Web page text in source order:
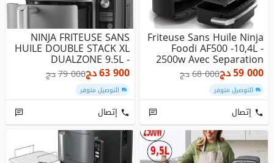
Friteuse Sans Huile Ninja
Foodi AF500 -10,4L -
2500w Avec Separation
D...
59 000دج68 000دج
التوصيل متوفر
إتصال
NINJA FRITEUSE SANS
HUILE DOUBLE STACK XL
DUALZONE 9.5L -
SL400EU - 2...
63 900دج79 000دج
التوصيل متوفر
إتصال